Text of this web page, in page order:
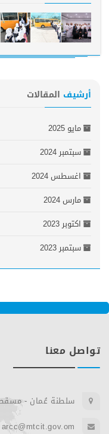
أرشيف المقالات
مايو 2025
سبتمبر 2024
اغسطس 2024
مارس 2024
اكتوبر 2023
سبتمبر 2023
تواصل معنا
سلطنة عُمان -
arcc@mtcit.gov.om